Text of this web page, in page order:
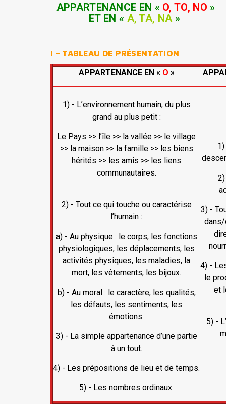
APPARTENANCE EN « O, TO, NO »
ET EN « A, TA, NA»
I – TABLEAU DE PRÉSENTATION
APPARTENANCE EN « O »
1) - L’environnement humain, du plus
grand au plus petit :
Le Pays >> l’île >> la vallée >> le village
>> la maison >> la famille >> les biens
hérités >> les amis >> les liens
communautaires.
2) - Tout ce qui touche ou caractérise
l’humain :
a) - Au physique : le corps, les fonctions
physiologiques, les déplacements, les
activités physiques, les maladies, la
mort, les vêtements, les bijoux.
b) - Au moral : le caractère, les qualités,
les défauts, les sentiments, les
émotions.
3) - La simple appartenance d’une partie
à un tout.
4) - Les prépositions de lieu et de temps.
5) - Les nombres ordinaux.
3) -
dans/
4) -
le
et
5) -